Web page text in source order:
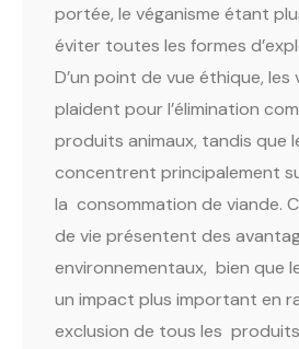
portée, le véganisme étant
éviter toutes les formes
D’un point de vue éthique, les
plaident pour l’élimination
produits animaux, tandis que
concentrent principalement
la consommation de viande.
de vie présentent des
environnementaux, bien que
un impact plus important en
exclusion de tous les produits